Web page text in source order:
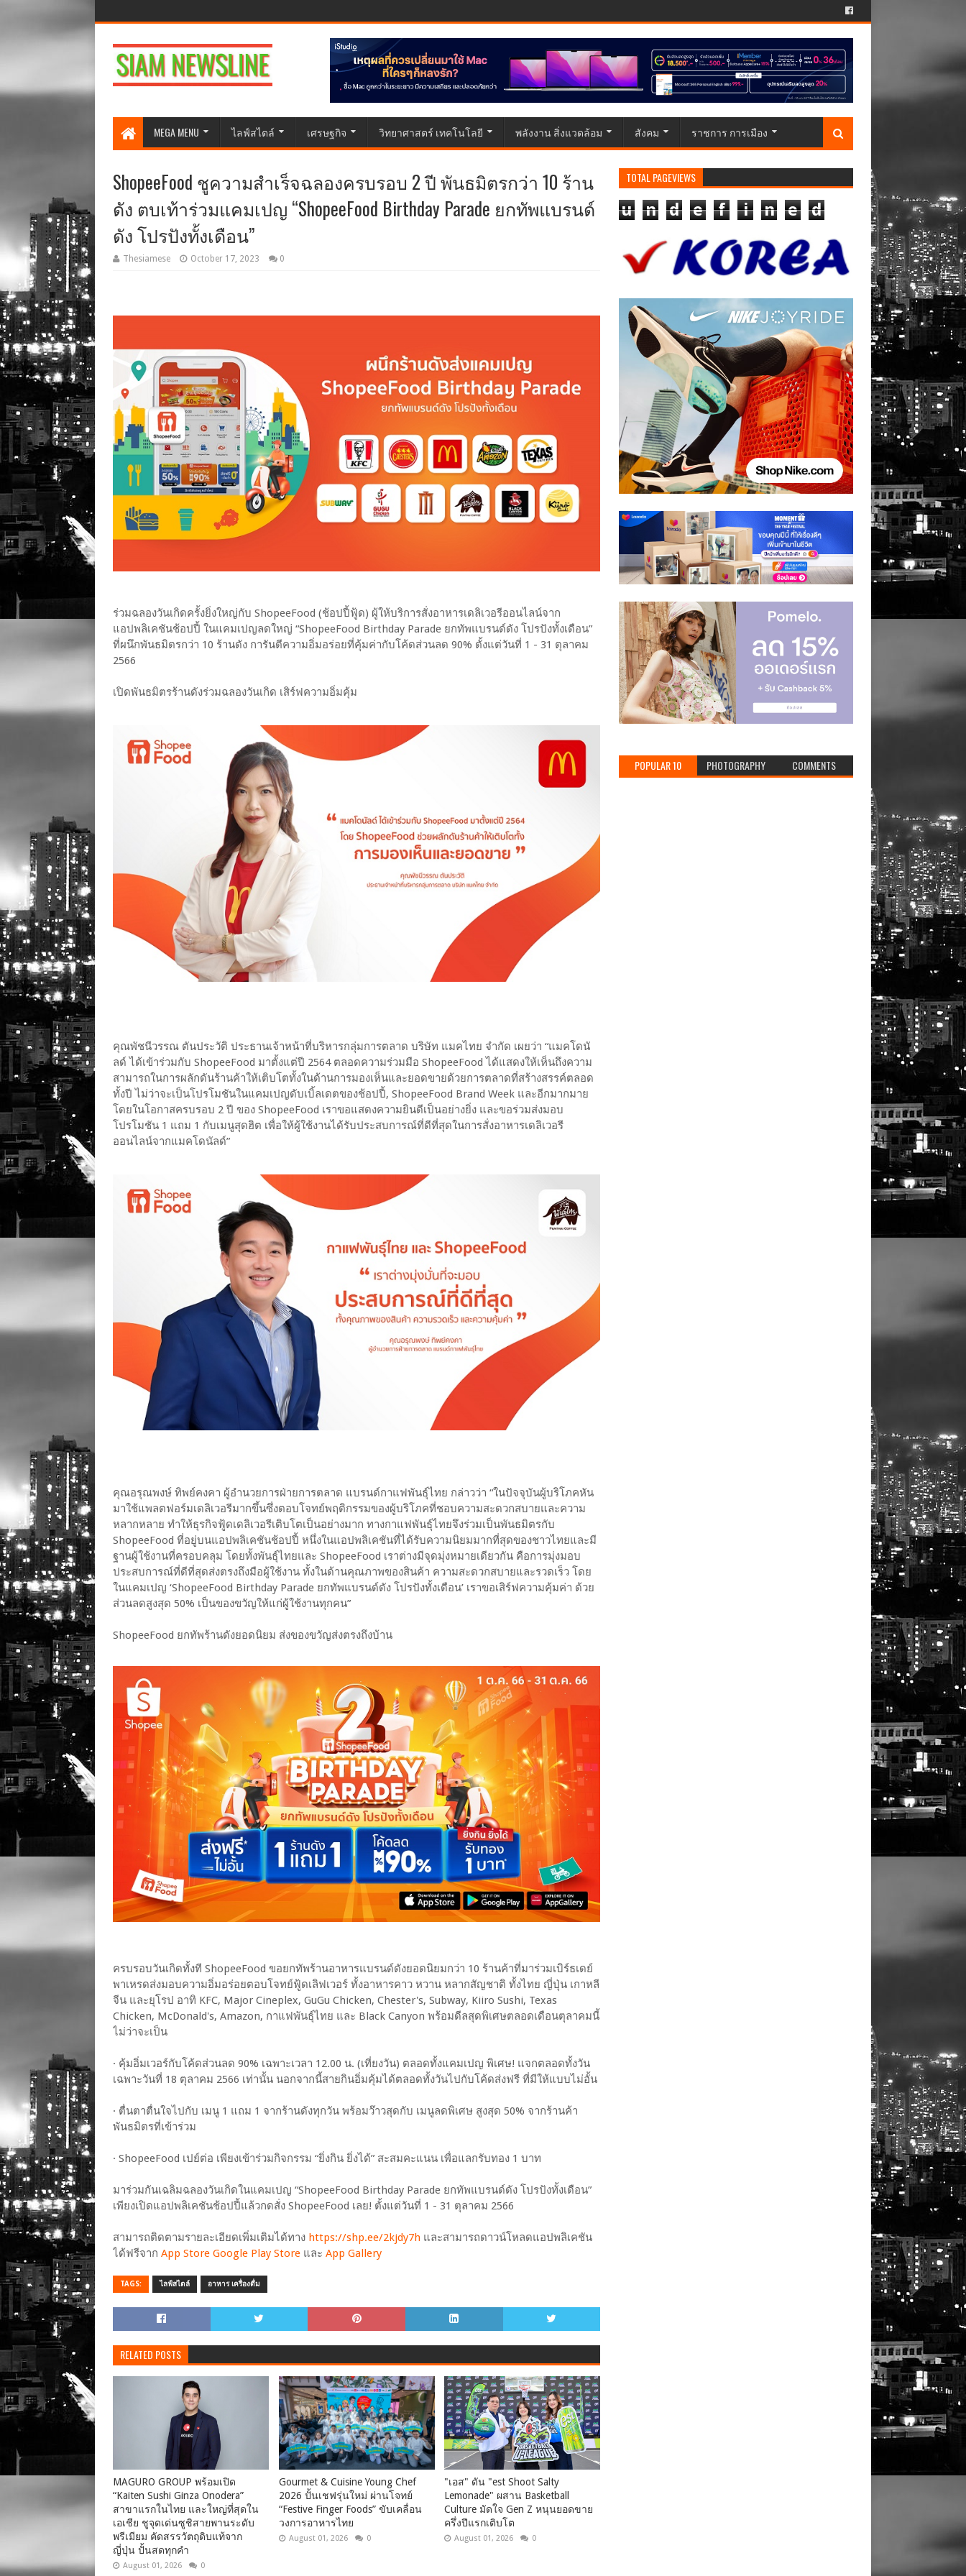
MEGA MENU ไลฟ์สไตล์ เศรษฐกิจ วิทยาศาสตร์ เทคโนโลยี พลังงาน สิ่งแวดล้อม สังคม ราชการ การเมือง
ShopeeFood ชูความสำเร็จฉลองครบรอบ 2 ปี พันธมิตรกว่า 10 ร้าน
ดัง ตบเท้าร่วมแคมเปญ “ShopeeFood Birthday Parade ยกทัพแบรนด์
ดัง โปรปังทั้งเดือน”
Thesiamese October 17, 2023 0
ร่วมฉลองวันเกิดครั้งยิ่งใหญ่กับ ShopeeFood (ช้อปปี้ฟู้ด) ผู้ให้บริการสั่งอาหารเดลิเวอรีออนไลน์จาก
แอปพลิเคชันช้อปปี้ ในแคมเปญลดใหญ่ “ShopeeFood Birthday Parade ยกทัพแบรนด์ดัง โปรปังทั้งเดือน”
ที่ผนึกพันธมิตรกว่า 10 ร้านดัง การันตีความอิ่มอร่อยที่คุ้มค่ากับโค้ดส่วนลด 90% ตั้งแต่วันที่ 1 - 31 ตุลาคม
2566
เปิดพันธมิตรร้านดังร่วมฉลองวันเกิด เสิร์ฟความอิ่มคุ้ม
คุณพัชนีวรรณ ตันประวัติ ประธานเจ้าหน้าที่บริหารกลุ่มการตลาด บริษัท แมคไทย จำกัด เผยว่า “แมคโดนั
ลด์ ได้เข้าร่วมกับ ShopeeFood มาตั้งแต่ปี 2564 ตลอดความร่วมมือ ShopeeFood ได้แสดงให้เห็นถึงความ
สามารถในการผลักดันร้านค้าให้เติบโตทั้งในด้านการมองเห็นและยอดขายด้วยการตลาดที่สร้างสรรค์ตลอด
ทั้งปี ไม่ว่าจะเป็นโปรโมชันในแคมเปญดับเบิ้ลเดตของช้อปปี้, ShopeeFood Brand Week และอีกมากมาย
โดยในโอกาสครบรอบ 2 ปี ของ ShopeeFood เราขอแสดงความยินดีเป็นอย่างยิ่ง และขอร่วมส่งมอบ
โปรโมชัน 1 แถม 1 กับเมนูสุดฮิต เพื่อให้ผู้ใช้งานได้รับประสบการณ์ที่ดีที่สุดในการสั่งอาหารเดลิเวอรี
ออนไลน์จากแมคโดนัลด์”
คุณอรุณพงษ์ ทิพย์คงคา ผู้อำนวยการฝ่ายการตลาด แบรนด์กาแฟพันธุ์ไทย กล่าวว่า “ในปัจจุบันผู้บริโภคหัน
มาใช้แพลตฟอร์มเดลิเวอรีมากขึ้นซึ่งตอบโจทย์พฤติกรรมของผู้บริโภคที่ชอบความสะดวกสบายและความ
หลากหลาย ทำให้ธุรกิจฟู้ดเดลิเวอรีเติบโตเป็นอย่างมาก ทางกาแฟพันธุ์ไทยจึงร่วมเป็นพันธมิตรกับ
ShopeeFood ที่อยู่บนแอปพลิเคชันช้อปปี้ หนึ่งในแอปพลิเคชันที่ได้รับความนิยมมากที่สุดของชาวไทยและมี
ฐานผู้ใช้งานที่ครอบคลุม โดยทั้งพันธุ์ไทยและ ShopeeFood เราต่างมีจุดมุ่งหมายเดียวกัน คือการมุ่งมอบ
ประสบการณ์ที่ดีที่สุดส่งตรงถึงมือผู้ใช้งาน ทั้งในด้านคุณภาพของสินค้า ความสะดวกสบายและรวดเร็ว โดย
ในแคมเปญ ‘ShopeeFood Birthday Parade ยกทัพแบรนด์ดัง โปรปังทั้งเดือน’ เราขอเสิร์ฟความคุ้มค่า ด้วย
ส่วนลดสูงสุด 50% เป็นของขวัญให้แก่ผู้ใช้งานทุกคน”
ShopeeFood ยกทัพร้านดังยอดนิยม ส่งของขวัญส่งตรงถึงบ้าน
ครบรอบวันเกิดทั้งที ShopeeFood ขอยกทัพร้านอาหารแบรนด์ดังยอดนิยมกว่า 10 ร้านค้าที่มาร่วมเบิร์ธเดย์
พาเหรดส่งมอบความอิ่มอร่อยตอบโจทย์ฟู้ดเลิฟเวอร์ ทั้งอาหารคาว หวาน หลากสัญชาติ ทั้งไทย ญี่ปุ่น เกาหลี
จีน และยุโรป อาทิ KFC, Major Cineplex, GuGu Chicken, Chester's, Subway, Kiiro Sushi, Texas
Chicken, McDonald's, Amazon, กาแฟพันธุ์ไทย และ Black Canyon พร้อมดีลสุดพิเศษตลอดเดือนตุลาคมนี้
ไม่ว่าจะเป็น
· คุ้มอิ่มเวอร์กับโค้ดส่วนลด 90% เฉพาะเวลา 12.00 น. (เที่ยงวัน) ตลอดทั้งแคมเปญ พิเศษ! แจกตลอดทั้งวัน
เฉพาะวันที่ 18 ตุลาคม 2566 เท่านั้น นอกจากนี้สายกินอิ่มคุ้มได้ตลอดทั้งวันไปกับโค้ดส่งฟรี ที่มีให้แบบไม่อั้น
· ตื่นตาตื่นใจไปกับ เมนู 1 แถม 1 จากร้านดังทุกวัน พร้อมว๊าวสุดกับ เมนูลดพิเศษ สูงสุด 50% จากร้านค้า
พันธมิตรที่เข้าร่วม
· ShopeeFood เปย์ต่อ เพียงเข้าร่วมกิจกรรม “ยิ่งกิน ยิ่งได้” สะสมคะแนน เพื่อแลกรับทอง 1 บาท
มาร่วมกันเฉลิมฉลองวันเกิดในแคมเปญ “ShopeeFood Birthday Parade ยกทัพแบรนด์ดัง โปรปังทั้งเดือน”
เพียงเปิดแอปพลิเคชันช้อปปี้แล้วกดสั่ง ShopeeFood เลย! ตั้งแต่วันที่ 1 - 31 ตุลาคม 2566
สามารถติดตามรายละเอียดเพิ่มเติมได้ทาง https://shp.ee/2kjdy7h และสามารถดาวน์โหลดแอปพลิเคชัน
ได้ฟรีจาก App Store Google Play Store และ App Gallery
TAGS: ไลฟ์สไตล์ อาหาร เครื่องดื่ม
RELATED POSTS
MAGURO GROUP พร้อมเปิด
“Kaiten Sushi Ginza Onodera”
สาขาแรกในไทย และใหญ่ที่สุดใน
เอเชีย ชูจุดเด่นซูชิสายพานระดับ
พรีเมียม คัดสรรวัตถุดิบแท้จาก
ญี่ปุ่น ปั้นสดทุกคำ
August 01, 2026 0
Gourmet & Cuisine Young Chef
2026 ปั้นเชฟรุ่นใหม่ ผ่านโจทย์
“Festive Finger Foods” ขับเคลื่อน
วงการอาหารไทย
August 01, 2026 0
"เอส" ดัน "est Shoot Salty
Lemonade" ผสาน Basketball
Culture มัดใจ Gen Z หนุนยอดขาย
ครึ่งปีแรกเติบโต
August 01, 2026 0
TOTAL PAGEVIEWS
u n d e f i n e d
POPULAR 10 PHOTOGRAPHY COMMENTS